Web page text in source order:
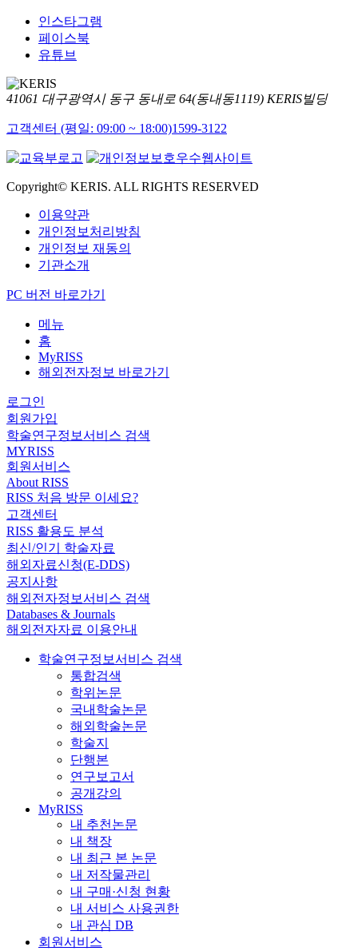
인스타그램
페이스북
유튜브
41061 대구광역시 동구 동내로 64(동내동1119) KERIS빌딩
고객센터 (평일: 09:00 ~ 18:00)1599-3122
Copyright© KERIS. ALL RIGHTS RESERVED
이용약관
개인정보처리방침
개인정보 재동의
기관소개
PC 버전 바로가기
메뉴
홈
MyRISS
해외전자정보 바로가기
로그인
회원가입
학술연구정보서비스 검색
MYRISS
회원서비스
About RISS
RISS 처음 방문 이세요?
고객센터
RISS 활용도 분석
최신/인기 학술자료
해외자료신청(E-DDS)
공지사항
해외전자정보서비스 검색
Databases & Journals
해외전자자료 이용안내
학술연구정보서비스 검색
통합검색
학위논문
국내학술논문
해외학술논문
학술지
단행본
연구보고서
공개강의
MyRISS
내 추천논문
내 책장
내 최근 본 논문
내 저작물관리
내 구매·신청 현황
내 서비스 사용권한
내 관심 DB
회원서비스